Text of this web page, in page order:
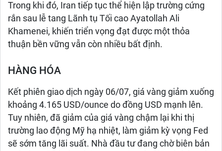
Trong khi đó, Iran tiếp tục thể hiện lập trường cứng
rắn sau lễ tang Lãnh tụ Tối cao Ayatollah Ali
Khamenei, khiến triển vọng đạt được một thỏa
thuận bền vững vẫn còn nhiều bất định.
HÀNG HÓA
Kết phiên giao dịch ngày 06/07, giá vàng giảm xuống
khoảng 4.165 USD/ounce do đồng USD mạnh lên.
Tuy nhiên, đã giảm của giá vàng chậm lại khi thị
trường lao động Mỹ hạ nhiệt, làm giảm kỳ vọng Fed
sẽ sớm tăng lãi suất. Nhà đầu tư đang chờ biên bản